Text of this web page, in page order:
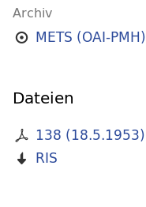
Archiv
METS (OAI-PMH)
Dateien
138 (18.5.1953)
RIS